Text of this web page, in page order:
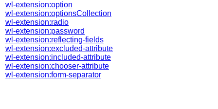
wl-extension:option
wl-extension:optionsCollection
wl-extension:radio
wl-extension:password
wl-extension:reflecting-fields
wl-extension:excluded-attribute
wl-extension:included-attribute
wl-extension:chooser-attribute
wl-extension:form-separator